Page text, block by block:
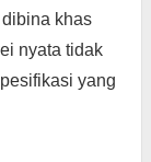
khas
nyata tidak
yang